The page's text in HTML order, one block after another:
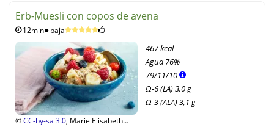
Erb-Muesli con copos de avena
12min baja
©CC-by-sa 3.0, Marie Elisabeth
467 kcal
Agua 76%
79/11/10
Ω-6 (LA) 3,0 g
Ω-3 (ALA) 3,1 g